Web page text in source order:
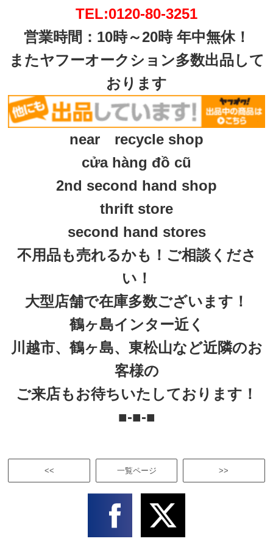
TEL:0120-80-3251
営業時間：10時～20時 年中無休！
またヤフーオークション多数出品して
おります
near recycle shop
cửa hàng đồ cũ
2nd second hand shop
thrift store
second hand stores
不用品も売れるかも！ご相談くださ
い！
大型店舗で在庫多数ございます！
鶴ヶ島インター近く
川越市、鶴ヶ島、東松山など近隣のお
客様の
ご来店もお待ちいたしております！
■-■-■
<< >>
一覧ページ